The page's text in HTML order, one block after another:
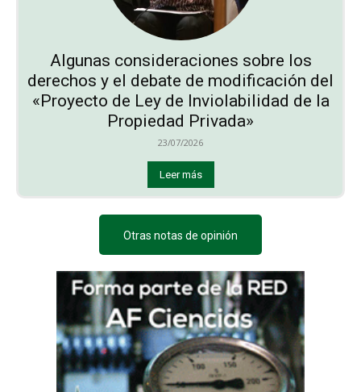
Algunas consideraciones sobre los
derechos y el debate de modificación del
«Proyecto de Ley de Inviolabilidad de la
Propiedad Privada»
23/07/2026
Leer más
Otras notas de opinión